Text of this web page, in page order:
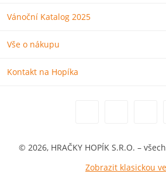
Vánoční Katalog 2025
Vše o nákupu
Kontakt na Hopíka
© 2026, HRAČKY HOPÍK S.R.O. –
Zobrazit klasickou